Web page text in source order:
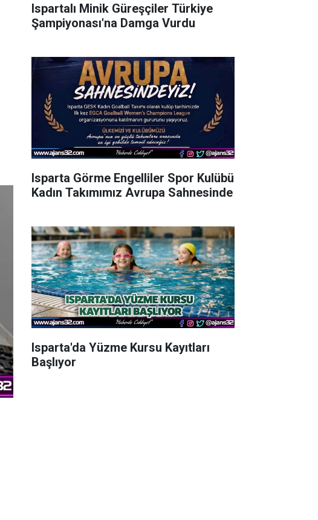
Ispartalı Minik Güreşçiler Türkiye
Şampiyonası'na Damga Vurdu
Isparta Görme Engelliler Spor Kulübü
Kadın Takımımız Avrupa Sahnesinde
Isparta'da Yüzme Kursu Kayıtları
Başlıyor